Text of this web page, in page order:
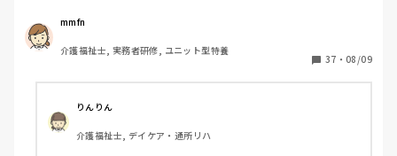
ます。今時、こんなやり方はいかがなものなのかと思って疑
問に思ってます。良きアドバイスよろしくお願いします。
mmfn
介護福祉士, 実務者研修, ユニット型特養
37 ・ 08/09
りんりん
介護福祉士, デイケア・通所リハ